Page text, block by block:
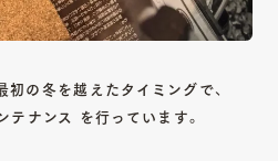
の冬を越えたタイミングで、
テナンス を行っています。